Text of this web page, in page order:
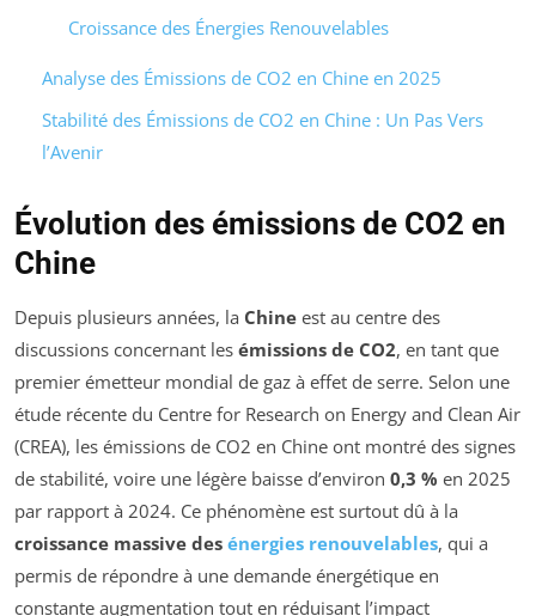
Croissance des Énergies Renouvelables
Analyse des Émissions de CO2 en Chine en 2025
Stabilité des Émissions de CO2 en Chine : Un Pas Vers
l’Avenir
Évolution des émissions de CO2 en
Chine
Depuis plusieurs années, la Chine est au centre des
discussions concernant les émissions de CO2, en tant que
premier émetteur mondial de gaz à effet de serre. Selon une
étude récente du Centre for Research on Energy and Clean Air
(CREA), les émissions de CO2 en Chine ont montré des signes
de stabilité, voire une légère baisse d’environ 0,3 % en 2025
par rapport à 2024. Ce phénomène est surtout dû à la
croissance massive des énergies renouvelables, qui a
permis de répondre à une demande énergétique en
constante augmentation tout en réduisant l’impact